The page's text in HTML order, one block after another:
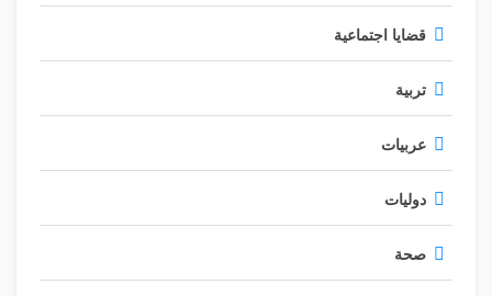
قضايا اجتماعية
تربية
عربيات
دوليات
صحة